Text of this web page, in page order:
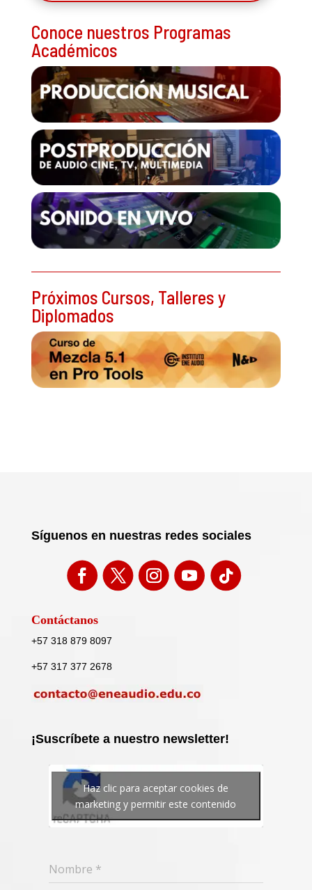
Conoce nuestros Programas
Académicos
Próximos Cursos, Talleres y
Diplomados
Síguenos en nuestras redes sociales
Contáctanos
+57 318 879 8097
+57 317 377 2678
¡Suscríbete a nuestro newsletter!
Haz clic para aceptar cookies de
marketing y permitir este contenido
Nombre *